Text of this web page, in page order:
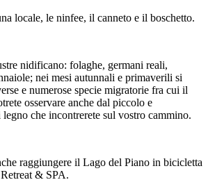
locale, le ninfee, il canneto e il boschetto.
nidificano: folaghe, germani reali,
nei mesi autunnali e primaverili si
e numerose specie migratorie fra cui il
osservare anche dal piccolo e
che incontrerete sul vostro cammino.
raggiungere il Lago del Piano in bicicletta
& SPA.